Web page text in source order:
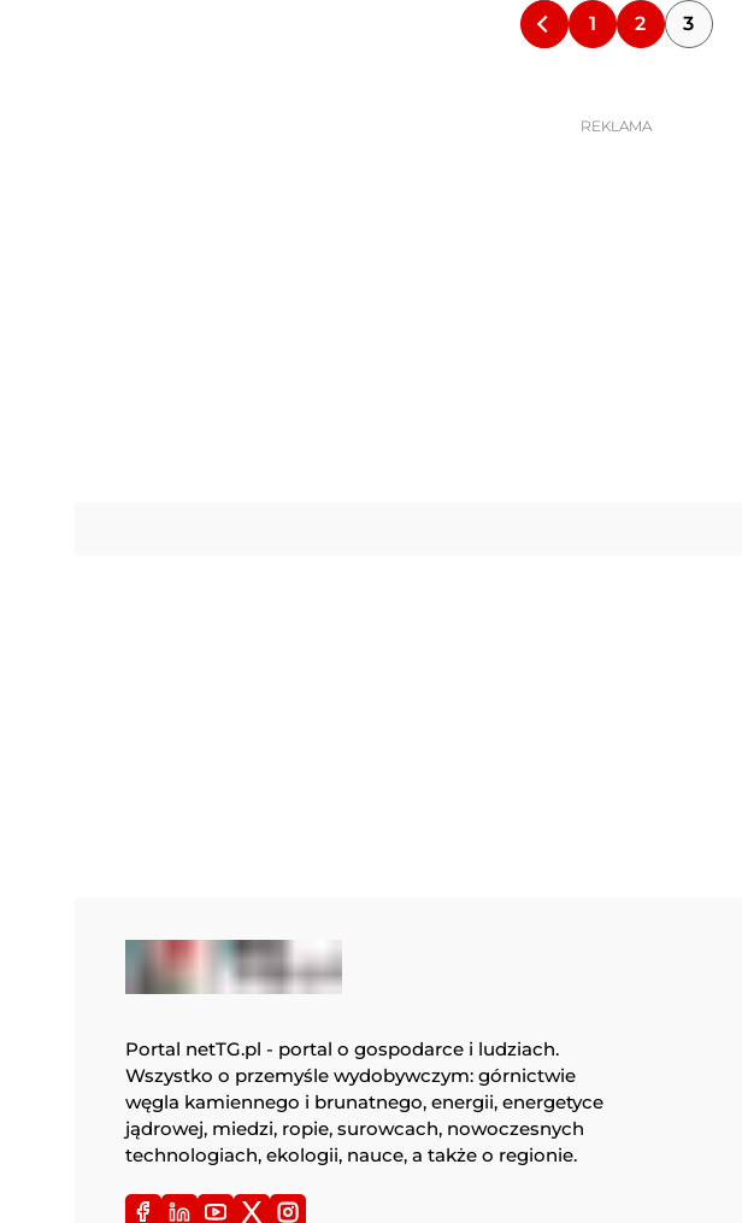
1 2 3
REKLAMA
Portal netTG.pl - portal o gospodarce i ludziach.
Wszystko o przemyśle wydobywczym: górnictwie
węgla kamiennego i brunatnego, energii, energetyce
jądrowej, miedzi, ropie, surowcach, nowoczesnych
technologiach, ekologii, nauce, a także o regionie.